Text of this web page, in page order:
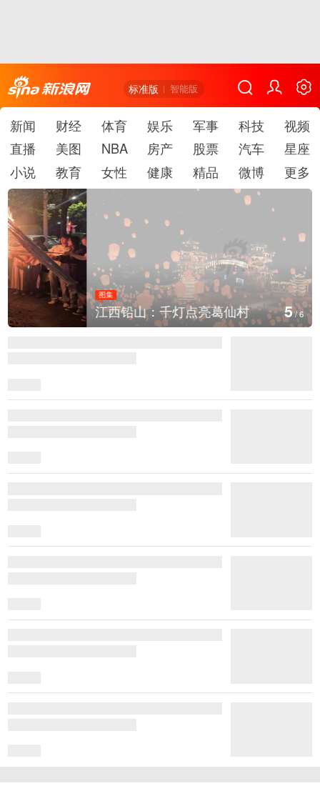
标准版 智能版
新闻 财经 体育 娱乐 军事 科技
视频
直播
美图 NBA 房产 股票 汽车
星座
小说
教育 女性 健康 精品 微博 更多
图集
江西铅山：千灯点亮葛仙村 5/6